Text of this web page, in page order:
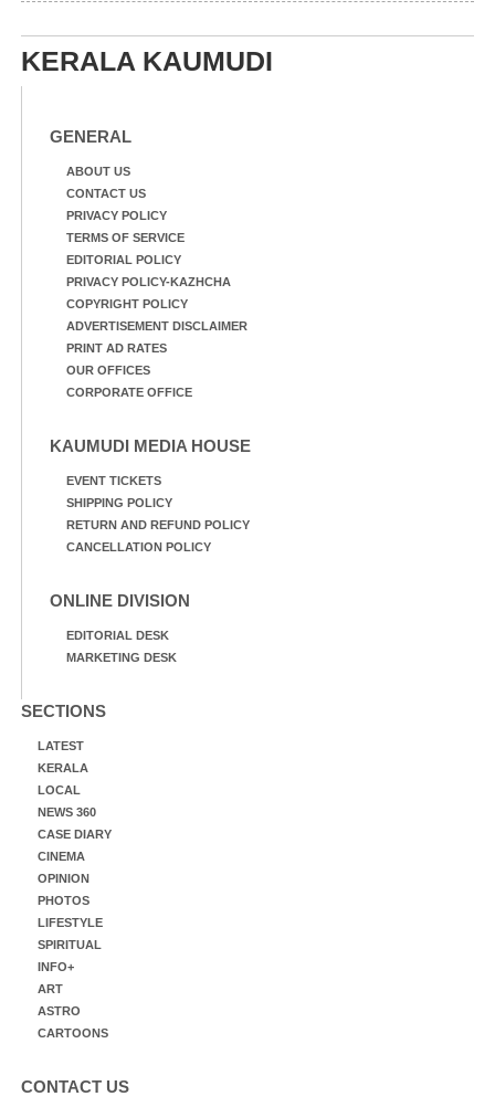
KERALA KAUMUDI
GENERAL
ABOUT US
CONTACT US
PRIVACY POLICY
TERMS OF SERVICE
EDITORIAL POLICY
PRIVACY POLICY-KAZHCHA
COPYRIGHT POLICY
ADVERTISEMENT DISCLAIMER
PRINT AD RATES
OUR OFFICES
CORPORATE OFFICE
KAUMUDI MEDIA HOUSE
EVENT TICKETS
SHIPPING POLICY
RETURN AND REFUND POLICY
CANCELLATION POLICY
ONLINE DIVISION
EDITORIAL DESK
MARKETING DESK
SECTIONS
LATEST
KERALA
LOCAL
NEWS 360
CASE DIARY
CINEMA
OPINION
PHOTOS
LIFESTYLE
SPIRITUAL
INFO+
ART
ASTRO
CARTOONS
CONTACT US